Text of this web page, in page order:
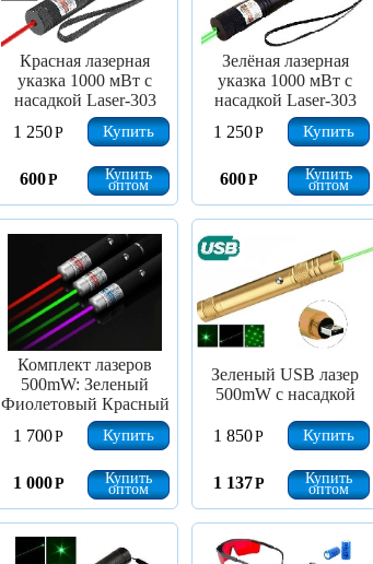
Красная лазерная
указка 1000 мВт с
насадкой Laser-303
1 250Р Купить
600Р Купить
оптом
Зелёная лазерная
указка 1000 мВт с
насадкой Laser-303
1 250Р Купить
600Р Купить
оптом
Комплект лазеров
500mW: Зеленый
Фиолетовый Красный
1 700Р Купить
1 000Р Купить
оптом
Зеленый USB лазер
500mW с насадкой
1 850Р Купить
1 137Р Купить
оптом